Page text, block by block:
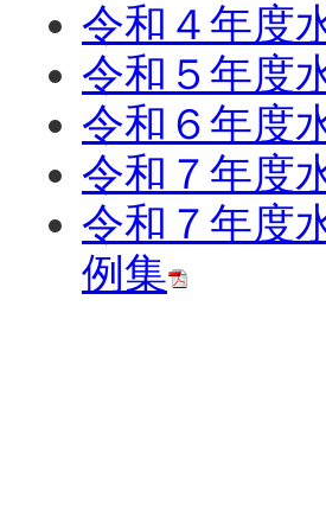
令和４年度
令和５年度
令和６年度
令和７年度
令和７年度
例集